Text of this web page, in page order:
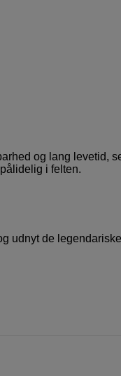
og lang levetid,
i felten.
udnyt de